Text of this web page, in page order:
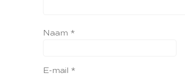
Naam *
E-mail *